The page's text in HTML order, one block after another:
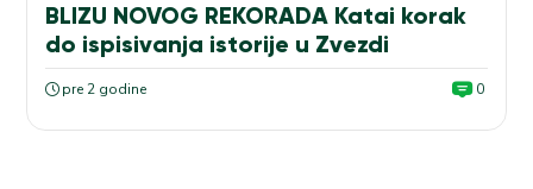
BLIZU NOVOG REKORADA Katai korak
do ispisivanja istorije u Zvezdi
pre 2 godine 0